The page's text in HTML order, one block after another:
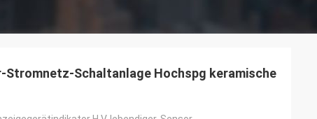
Stromnetz-Schaltanlage Hochspg keramische